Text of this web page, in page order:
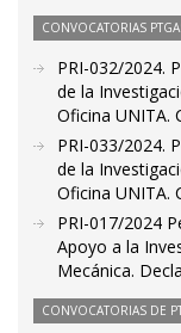
CONVOCATORIAS
PRI-032/2024.
de la
Oficina UNITA.
PRI-033/2024.
de la
Oficina UNITA.
PRI-017/2024
Apoyo a la
Mecánica.
CONVOCATORIAS DE